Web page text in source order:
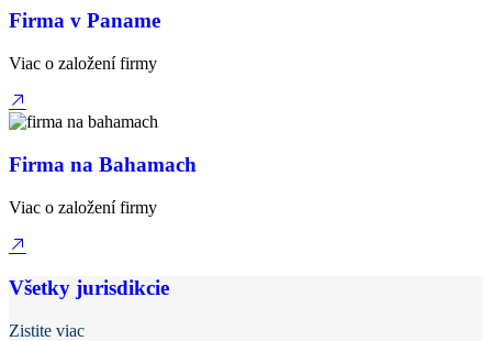
Firma v Paname
Viac o založení firmy
Firma na Bahamach
Viac o založení firmy
Všetky jurisdikcie
Zistite viac